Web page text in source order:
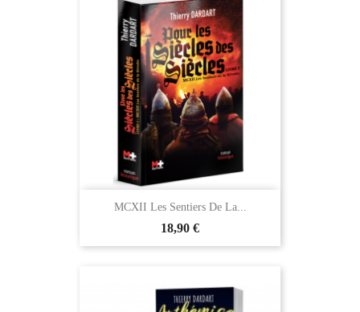
MCXII Les Sentiers De La...
18,90 €